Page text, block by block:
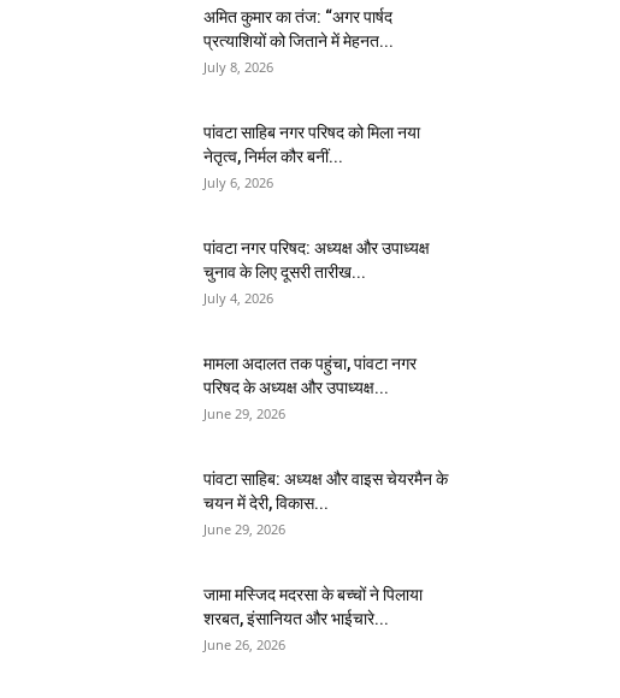
अमित कुमार का तंज: “अगर पार्षद
प्रत्याशियों को जिताने में मेहनत...
July 8, 2026
पांवटा साहिब नगर परिषद को मिला नया
नेतृत्व, निर्मल कौर बनीं...
July 6, 2026
पांवटा नगर परिषद: अध्यक्ष और उपाध्यक्ष
चुनाव के लिए दूसरी तारीख...
July 4, 2026
मामला अदालत तक पहुंचा, पांवटा नगर
परिषद के अध्यक्ष और उपाध्यक्ष...
June 29, 2026
पांवटा साहिब: अध्यक्ष और वाइस चेयरमैन के
चयन में देरी, विकास...
June 29, 2026
जामा मस्जिद मदरसा के बच्चों ने पिलाया
शरबत, इंसानियत और भाईचारे...
June 26, 2026